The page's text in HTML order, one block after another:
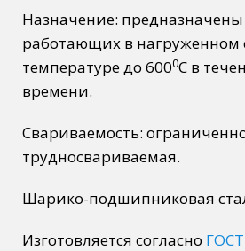
Назначение: предназначены
работающих в нагруженном
температуре до 6000С в
времени.
Свариваемость:
трудносвариваемая.
Шарико-подшипниковая
Изготовляется согласно